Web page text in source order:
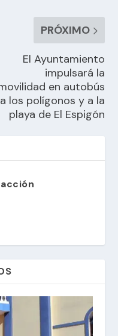
PRÓXIMO
El Ayuntamiento
impulsará la
en autobús
a los polígonos y a la
playa de El Espigón